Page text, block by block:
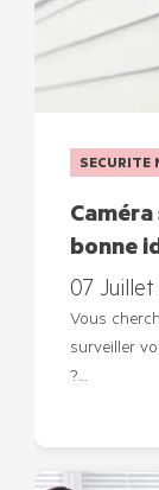
SECURITE
bonne
07
Vous
surveiller
?…